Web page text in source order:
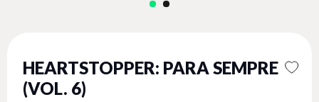
HEARTSTOPPER: PARA SEMPRE
(VOL. 6)